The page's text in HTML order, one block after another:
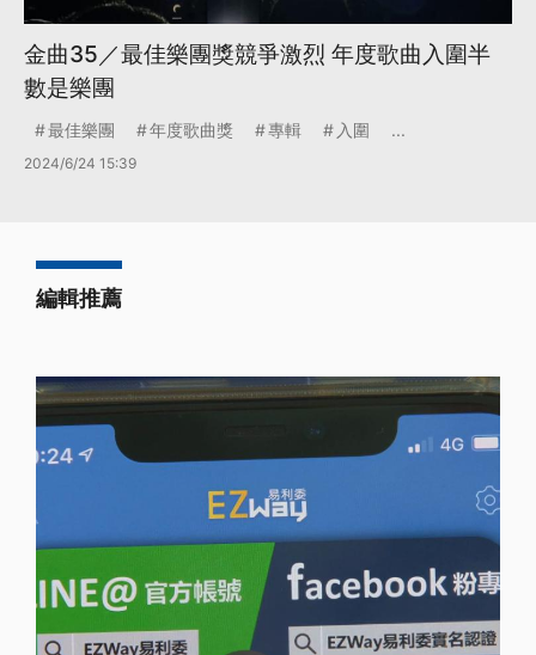
金曲35／最佳樂團獎競爭激烈 年度歌曲入圍半
數是樂團
最佳樂團 年度歌曲獎 專輯 入圍 ...
2024/6/24 15:39
編輯推薦